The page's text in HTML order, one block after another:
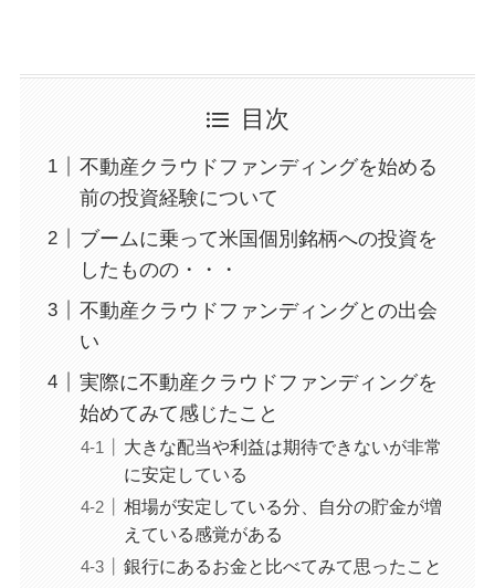
目次
不動産クラウドファンディングを始める
前の投資経験について
ブームに乗って米国個別銘柄への投資を
したものの・・・
不動産クラウドファンディングとの出会
い
実際に不動産クラウドファンディングを
始めてみて感じたこと
大きな配当や利益は期待できないが非常
に安定している
相場が安定している分、自分の貯金が増
えている感覚がある
銀行にあるお金と比べてみて思ったこと